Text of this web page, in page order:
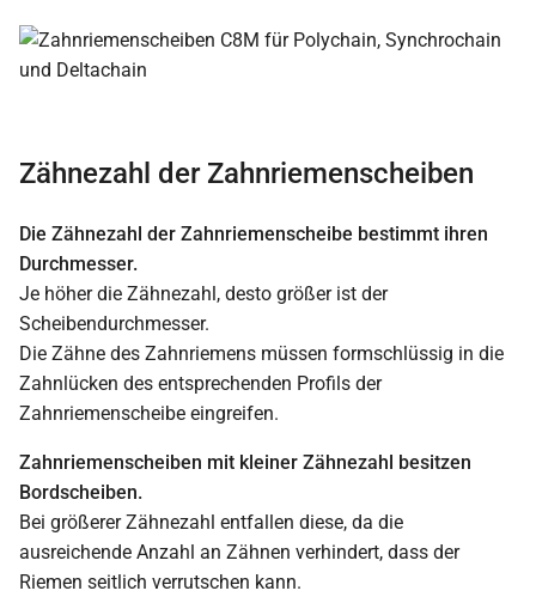
Zähnezahl der Zahnriemenscheiben
Die Zähnezahl der Zahnriemenscheibe bestimmt ihren
Durchmesser.
Je höher die Zähnezahl, desto größer ist der
Scheibendurchmesser.
Die Zähne des Zahnriemens müssen formschlüssig in die
Zahnlücken des entsprechenden Profils der
Zahnriemenscheibe eingreifen.
Zahnriemenscheiben mit kleiner Zähnezahl besitzen
Bordscheiben.
Bei größerer Zähnezahl entfallen diese, da die
ausreichende Anzahl an Zähnen verhindert, dass der
Riemen seitlich verrutschen kann.